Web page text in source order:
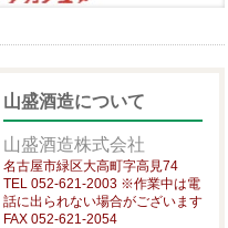
山盛酒造について
山盛酒造株式会社
名古屋市緑区大高町字高見74
TEL 052-621-2003 ※作業中は電
話に出られない場合がございます
FAX 052-621-2054